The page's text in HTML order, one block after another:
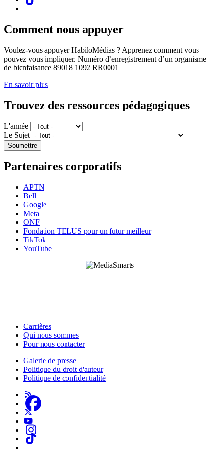
Comment nous appuyer
Voulez-vous appuyer HabiloMédias ? Apprenez comment vous
pouvez vous impliquer. Numéro d’enregistrement d’un organisme
de bienfaisance 89018 1092 RR0001
En savoir plus
Trouvez des ressources pédagogiques
L'année
Le Sujet
Partenaires corporatifs
APTN
Bell
Google
Meta
ONF
Fondation TELUS pour un futur meilleur
TikTok
YouTube
Footer
This
Site
Carrières
Qui nous sommes
Pour nous contacter
Footer
About
Us
Galerie de presse
Politique du droit d'auteur
Politique de confidentialité